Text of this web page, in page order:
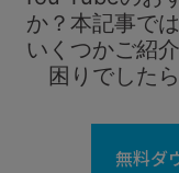
Macの大切
ドキュメントを復元
データ損失のシナ
すべての機能
パソコン復元
その他の復元
詳しくは
カスタマーストー
Recoveritをよりよ
か？本記事で
いくつかご紹
困りでした
無料ダ